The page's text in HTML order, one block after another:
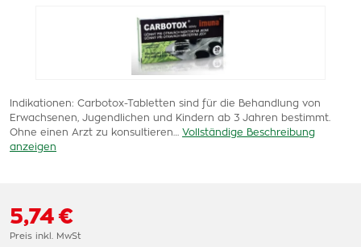
Indikationen: Carbotox-Tabletten sind für die Behandlung von
Erwachsenen, Jugendlichen und Kindern ab 3 Jahren bestimmt.
Ohne einen Arzt zu konsultieren…
Vollständige Beschreibung
anzeigen
5,74 €
Preis inkl. MwSt